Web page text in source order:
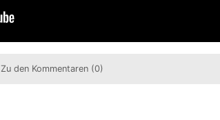
Zu den Kommentaren (0)